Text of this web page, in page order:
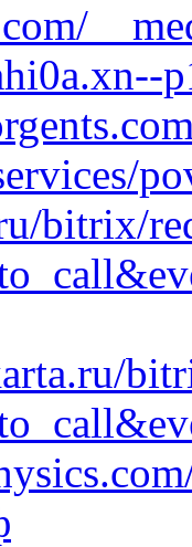
bitrix/